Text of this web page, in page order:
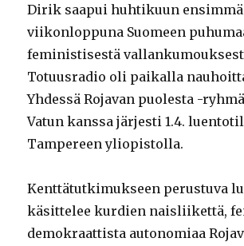
Dirik saapui huhtikuun
viikonloppuna Suomeen
feministisestä
Totuusradio oli paikalla
Yhdessä Rojavan puolesta -
Vatun kanssa järjesti 1.4.
Tampereen yliopistolla.
Kenttätutkimukseen perustuva
käsittelee kurdien naisliikettä,
demokraattista autonomiaa